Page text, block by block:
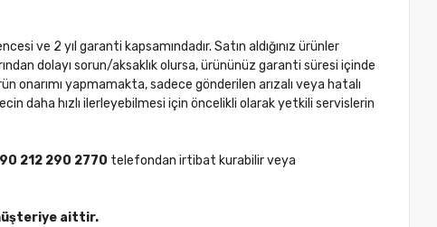
ve 2 yıl garanti kapsamındadır. Satın aldığınız ürünler
dolayı sorun/aksaklık olursa, ürününüz garanti süresi içinde
onarımı yapmamakta, sadece gönderilen arızalı veya hatalı
daha hızlı ilerleyebilmesi için öncelikli olarak yetkili servislerin
212 290 2770 telefondan irtibat kurabilir veya
aittir.